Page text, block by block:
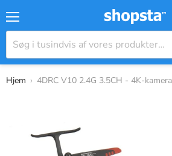
Hjem ›